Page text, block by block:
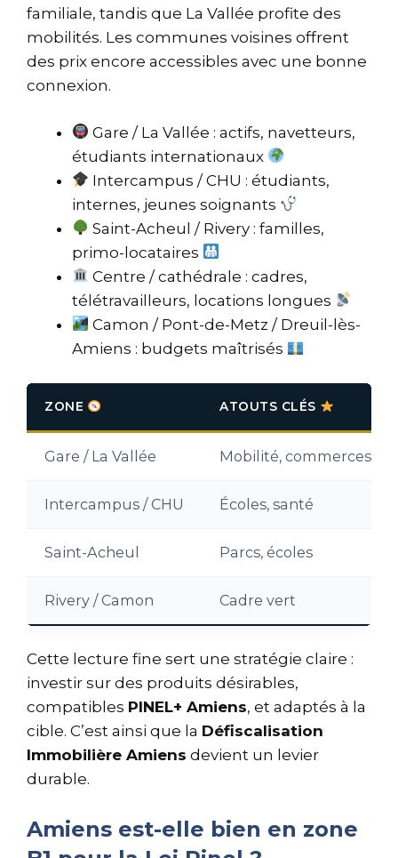
familiale, tandis que La Vallée profite des
mobilités. Les communes voisines offrent
des prix encore accessibles avec une bonne
connexion.
Gare / La Vallée : actifs, navetteurs,
étudiants internationaux
Intercampus / CHU : étudiants,
internes, jeunes soignants
Saint-Acheul / Rivery : familles,
primo-locataires
Centre / cathédrale : cadres,
télétravailleurs, locations longues
Camon / Pont-de-Metz / Dreuil-lès-
Amiens : budgets maîtrisés
ZONE ATOUTS CLÉS
Gare / La Vallée Mobilité, commerces
Intercampus / CHU Écoles, santé
Saint-Acheul Parcs, écoles
Rivery / Camon Cadre vert
Cette lecture fine sert une stratégie claire :
investir sur des produits désirables,
compatibles PINEL+ Amiens, et adaptés à la
cible. C’est ainsi que la Défiscalisation
Immobilière Amiens devient un levier
durable.
Amiens est-elle bien en zone